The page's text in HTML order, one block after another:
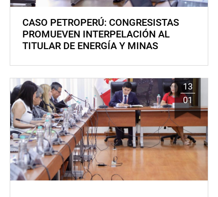
CASO PETROPERÚ: CONGRESISTAS
PROMUEVEN INTERPELACIÓN AL
TITULAR DE ENERGÍA Y MINAS
13
01